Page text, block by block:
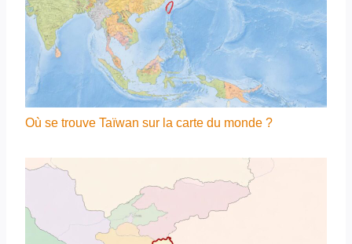
Où se trouve Taïwan sur la carte du monde ?